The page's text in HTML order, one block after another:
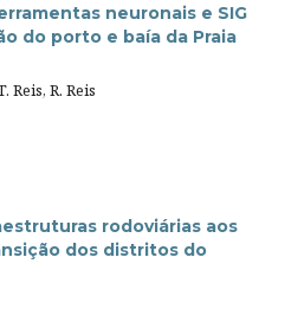
neuronais e SIG
do porto e baía da Praia
Reis, R. Reis
rodoviárias aos
dos distritos do